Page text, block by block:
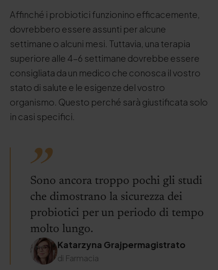
Affinché i probiotici funzionino efficacemente,
dovrebbero essere assunti per alcune
settimane o alcuni mesi. Tuttavia, una terapia
superiore alle 4-6 settimane dovrebbe essere
consigliata da un medico che conosca il vostro
stato di salute e le esigenze del vostro
organismo. Questo perché sarà giustificata solo
in casi specifici.
Sono ancora troppo pochi gli studi
che dimostrano la sicurezza dei
probiotici per un periodo di tempo
molto lungo.
Katarzyna Grajpermagistrato
di Farmacia